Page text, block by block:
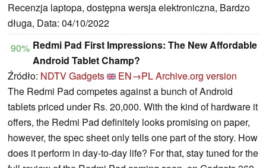
Recenzja laptopa, dostępna wersja elektroniczna, Bardzo
długa, Data: 04/10/2022
90% Redmi Pad First Impressions: The New Affordable
Android Tablet Champ?
Źródło: NDTV Gadgets EN→PLArchive.org version
The Redmi Pad competes against a bunch of Android
tablets priced under Rs. 20,000. With the kind of hardware it
offers, the Redmi Pad definitely looks promising on paper,
however, the spec sheet only tells one part of the story. How
does it perform in day-to-day life? For that, stay tuned for the